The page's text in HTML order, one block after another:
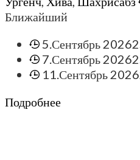
Ближайший
5.Сентябрь 2026
7.Сентябрь 2026
11.Сентябрь 2026
Подробнее